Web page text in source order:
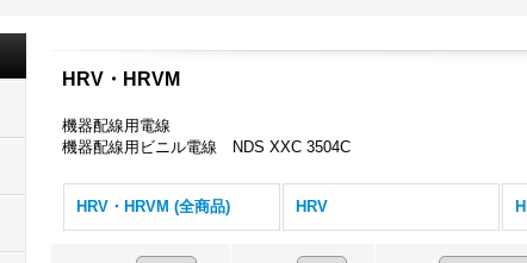
HRV・HRVM
機器配線用電線
機器配線用ビニル電線 NDS XXC 3504C
HRV・HRVM (全商品) HRV